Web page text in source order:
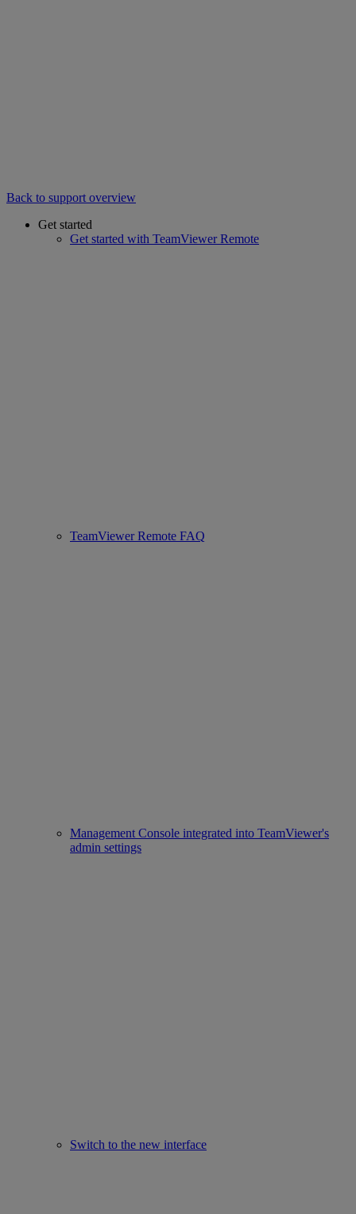
Back to support overview
Get started
Get started with TeamViewer Remote
TeamViewer Remote FAQ
Management Console integrated into TeamViewer's
admin settings
Switch to the new interface